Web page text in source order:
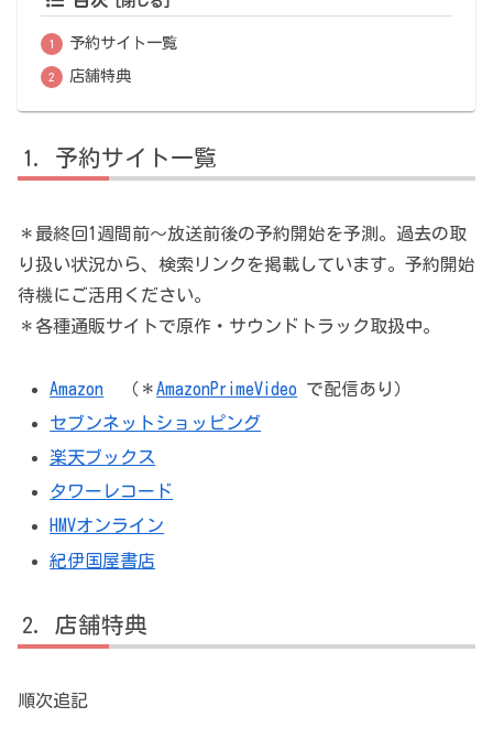
予約サイト一覧
店舗特典
予約サイト一覧
＊最終回1週間前～放送前後の予約開始を予測。過去の取
り扱い状況から、検索リンクを掲載しています。予約開始
待機にご活用ください。
＊各種通販サイトで原作・サウンドトラック取扱中。
Amazon （＊AmazonPrimeVideo で配信あり）
セブンネットショッピング
楽天ブックス
タワーレコード
HMVオンライン
紀伊国屋書店
店舗特典
順次追記